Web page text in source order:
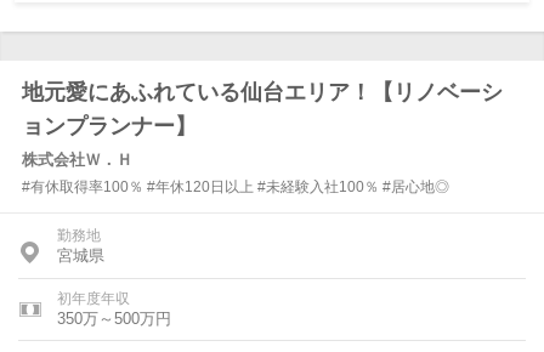
地元愛にあふれている仙台エリア！【リノベーシ
ョンプランナー】
株式会社Ｗ．Ｈ
#有休取得率100％ #年休120日以上 #未経験入社100％ #居心地◎
勤務地
宮城県
初年度年収
350万～500万円